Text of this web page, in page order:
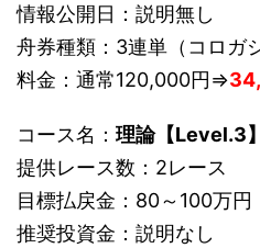
情報公開日：説明無し
舟券種類：3連単（コロガシ
料金：通常120,000円⇒
コース名： 理論【Level.3】
提供レース数：2レース
目標払戻金：80～100万円
推奨投資金：説明なし